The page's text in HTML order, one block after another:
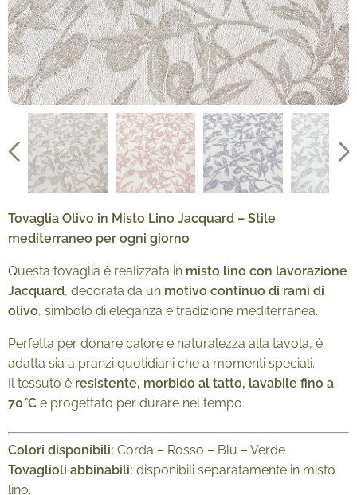
Tovaglia Olivo in Misto Lino Jacquard – Stile
mediterraneo per ogni giorno
Questa tovaglia è realizzata in misto lino con lavorazione
Jacquard, decorata da un motivo continuo di rami di
olivo, simbolo di eleganza e tradizione mediterranea.
Perfetta per donare calore e naturalezza alla tavola, è
adatta sia a pranzi quotidiani che a momenti speciali.
Il tessuto è resistente, morbido al tatto, lavabile fino a
70 °C e progettato per durare nel tempo.
Colori disponibili: Corda – Rosso – Blu – Verde
Tovaglioli abbinabili: disponibili separatamente in misto
lino.